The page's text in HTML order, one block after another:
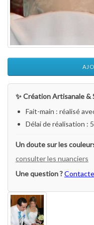
✨ Création Artisanale &
Fait-main : réalisé
Délai de réalisation :
Un doute sur les
consulter les nuanciers
Une question ?